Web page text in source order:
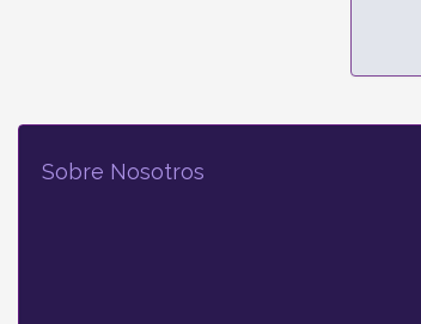
Sobre Nosotros